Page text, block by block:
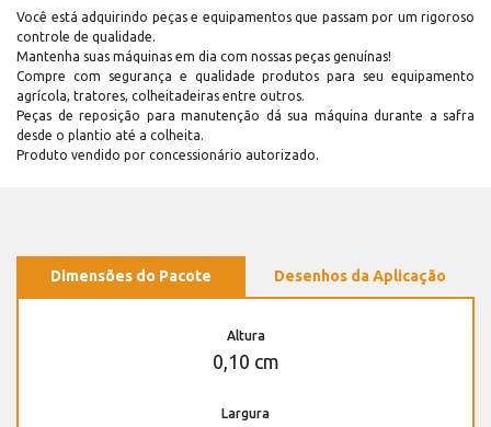
Você está adquirindo peças e equipamentos que passam por um rigoroso
controle de qualidade.
Mantenha suas máquinas em dia com nossas peças genuínas!
Compre com segurança e qualidade produtos para seu equipamento
agrícola, tratores, colheitadeiras entre outros.
Peças de reposição para manutenção dá sua máquina durante a safra
desde o plantio até a colheita.
Produto vendido por concessionário autorizado.
Dimensões do Pacote Desenhos da Aplicação
Altura
0,10 cm
Largura